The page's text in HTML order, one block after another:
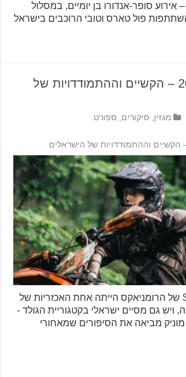
סופר-אנדורו בן יומיים, במסלול
פול טארס וטובי הרוכבים בישראל
רומניאקס 2019 – הקשיים וההתמודדויות של
מגזין,סיקורים,ספורט
גרסת ה-Sweet 16 של הרומניאקס הייתה אחת האכזריות של
ויש גם מסיים ישראלי בקטגוריית הגולד -
מביאה את הסיפורים שמאחורי